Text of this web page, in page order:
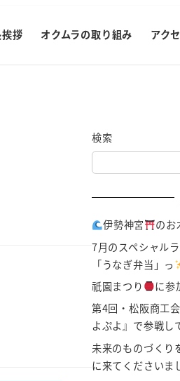
拶 オクムラの取り組み アク
検索
伊勢神宮
のお
7月のスペシャル
「うなぎ弁当」っ
祇園まつり
に参
第4回・松阪商工
よぷよ』で参戦し
未来のものづくり
に来てくださいま